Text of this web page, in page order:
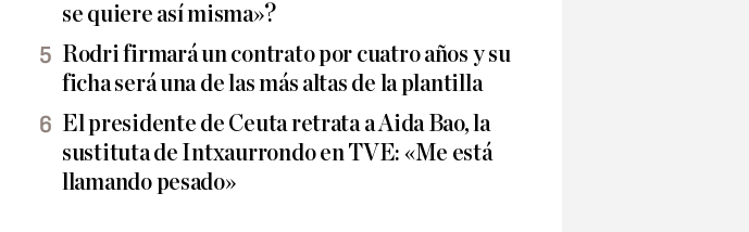
se quiere así misma»?
Rodri firmará un contrato por cuatro años y su
ficha será una de las más altas de la plantilla
El presidente de Ceuta retrata a Aida Bao, la
sustituta de Intxaurrondo en TVE: «Me está
llamando pesado»